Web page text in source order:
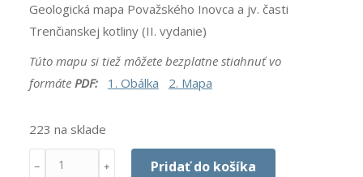
Geologická mapa Považského Inovca a jv. časti
Trenčianskej kotliny (II. vydanie)
Túto mapu si tiež môžete bezplatne stiahnuť vo
formáte PDF: 1. Obálka 2. Mapa
223 na sklade
Množstvo
﹣ ﹢ Pridať do košíka